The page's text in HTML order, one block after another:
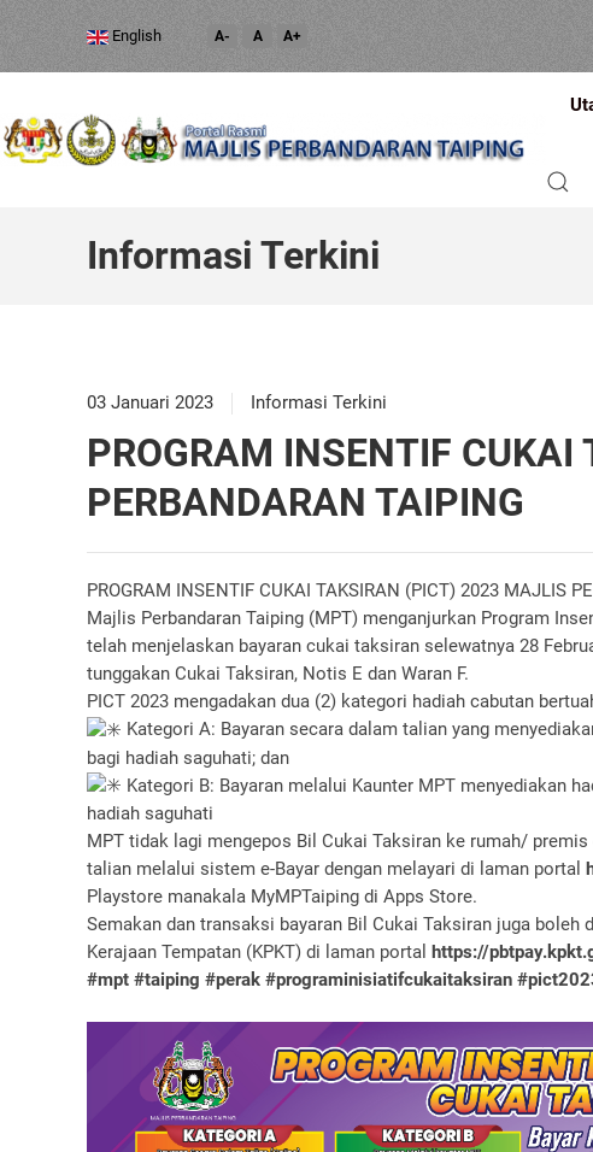
English A- A A+
Informasi Terkini
03 Januari 2023 Informasi Terkini
PROGRAM INSENTIF
PERBANDARAN TAIPING
PROGRAM INSENTIF CUKAI TAKSIRAN (PICT) 2023 MAJLIS
Majlis Perbandaran Taiping (MPT) menganjurkan Program
telah menjelaskan bayaran cukai taksiran selewatnya 28
tunggakan Cukai Taksiran, Notis E dan Waran F.
PICT 2023 mengadakan dua (2) kategori hadiah cabutan
Kategori A: Bayaran secara dalam talian yang
bagi hadiah saguhati; dan
Kategori B: Bayaran melalui Kaunter MPT menyediakan
hadiah saguhati
MPT tidak lagi mengepos Bil Cukai Taksiran ke rumah/
talian melalui sistem e-Bayar dengan melayari di laman portal
Playstore manakala MyMPTaiping di Apps Store.
Semakan dan transaksi bayaran Bil Cukai Taksiran juga
Kerajaan Tempatan (KPKT) di laman portal https://
#mpt #taiping #perak #programinisiatifcukaitaksiran